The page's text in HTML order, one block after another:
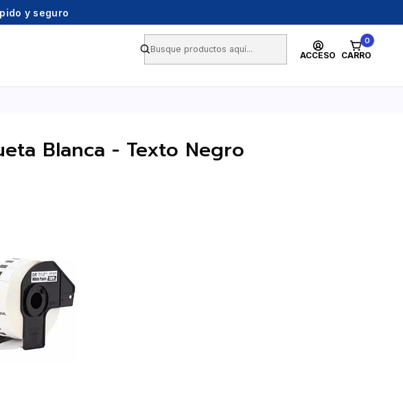
y seguro
ACCESO
0
CARRO
Blanca - Texto Negro